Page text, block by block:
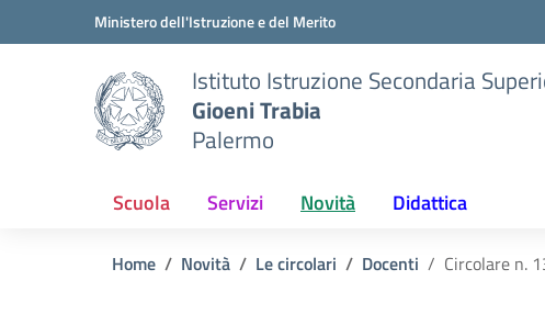
Vai ai contenuti
Vai al menu di navigazioneMinistero dell'Istruzione e del Merito
Istituto Istruzione Secondaria
Gioeni Trabia
Palermo
Scuola Servizi Novità Didattica
Home Novità Le circolari Docenti Circolare n.